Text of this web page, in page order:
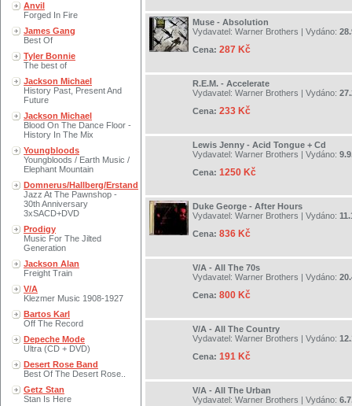
Anvil
Forged In Fire
James Gang
Best Of
Tyler Bonnie
The best of
Jackson Michael
History Past, Present And
Future
Jackson Michael
Blood On The Dance Floor -
History In The Mix
Youngbloods
Youngbloods / Earth Music /
Elephant Mountain
Domnerus/Hallberg/Erstand
Jazz At The Pawnshop -
30th Anniversary
3xSACD+DVD
Prodigy
Music For The Jilted
Generation
Jackson Alan
Freight Train
V/A
Klezmer Music 1908-1927
Bartos Karl
Off The Record
Depeche Mode
Ultra (CD + DVD)
Desert Rose Band
Best Of The Desert Rose..
Getz Stan
Stan Is Here
Muse - Absolution
Vydavatel: Warner Brothers | Vydáno:
Cena: 287 Kč
R.E.M. - Accelerate
Vydavatel: Warner Brothers | Vydáno:
Cena: 233 Kč
Lewis Jenny - Acid Tongue + Cd
Vydavatel: Warner Brothers | Vydáno:
Cena: 1250 Kč
Duke George - After Hours
Vydavatel: Warner Brothers | Vydáno:
Cena: 836 Kč
V/A - All The 70s
Vydavatel: Warner Brothers | Vydáno:
Cena: 800 Kč
V/A - All The Country
Vydavatel: Warner Brothers | Vydáno:
Cena: 191 Kč
V/A - All The Urban
Vydavatel: Warner Brothers | Vydáno: